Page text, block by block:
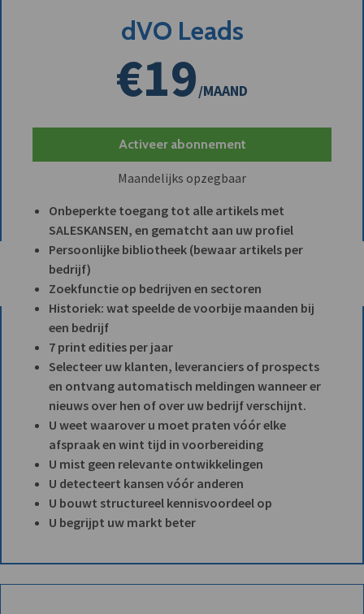
dVO Leads
€19/MAAND
Activeer abonnement
Maandelijks opzegbaar
Onbeperkte toegang tot alle artikels met
SALESKANSEN, en gematcht aan uw profiel
Persoonlijke bibliotheek (bewaar artikels per
bedrijf)
Zoekfunctie op bedrijven en sectoren
Historiek: wat speelde de voorbije maanden bij
een bedrijf
7 print edities per jaar
Selecteer uw klanten, leveranciers of prospects
en ontvang automatisch meldingen wanneer er
nieuws over hen of over uw bedrijf verschijnt.
U weet waarover u moet praten vóór elke
afspraak en wint tijd in voorbereiding
U mist geen relevante ontwikkelingen
U detecteert kansen vóór anderen
U bouwt structureel kennisvoordeel op
U begrijpt uw markt beter